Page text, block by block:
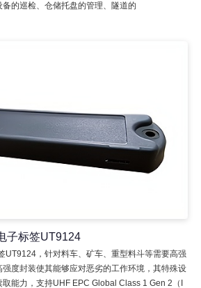
的巡检、仓储托盘的管理、隧道的
子标签UT9124
UT9124，针对料车、矿车、重型料斗等需要高强
度封装使其能够应对恶劣的工作环境，其特殊设
能力，支持UHF EPC Global Class 1 Gen 2（I